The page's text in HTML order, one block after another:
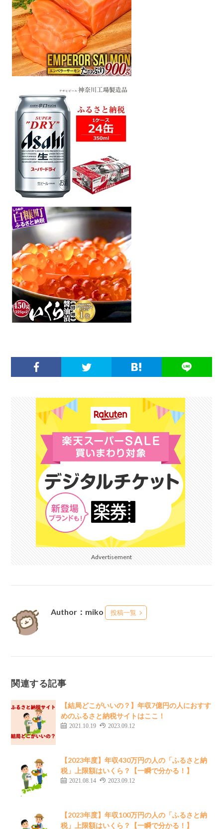
Advertisement
Author：miko 投稿一覧
関連する記事
【結局どこがいいの？】年収7億円の人におすす
めのふるさと納税サイトはここ！
2021.10.19 2023.09.12
【2023年度】年収430万円の人の「ふるさと納
税」上限額はいくら？【一瞬で分かる！】
2021.08.14 2023.09.12
【2023年度】年収100万円の人の「ふるさと納
税」上限額はいくら？【一瞬で分かる！】